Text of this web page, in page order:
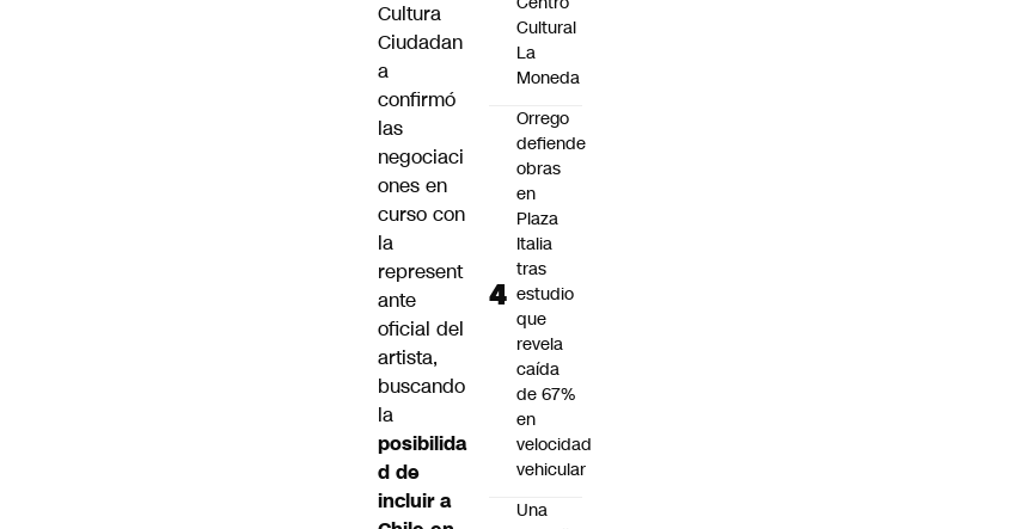
Cultura
Ciudadan
a
confirmó
las
negociaci
ones en
curso con
la
represent
ante
oficial del
artista,
buscando
la
posibilida
d de
incluir a
Cultural
La
Moneda
Orrego
defiende
obras
en
Plaza
Italia
tras
estudio
que
revela
caída
de 67%
en
velocidad
vehicular
Una